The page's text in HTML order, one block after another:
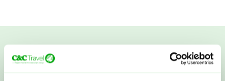
Dine ønsker: